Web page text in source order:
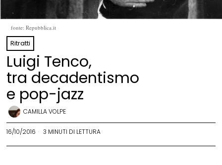
fonte: Repubblica.it
Ritratti
Luigi Tenco,
tra decadentismo
e pop-jazz
CAMILLA VOLPE
16/10/2016 3 MINUTI DI LETTURA